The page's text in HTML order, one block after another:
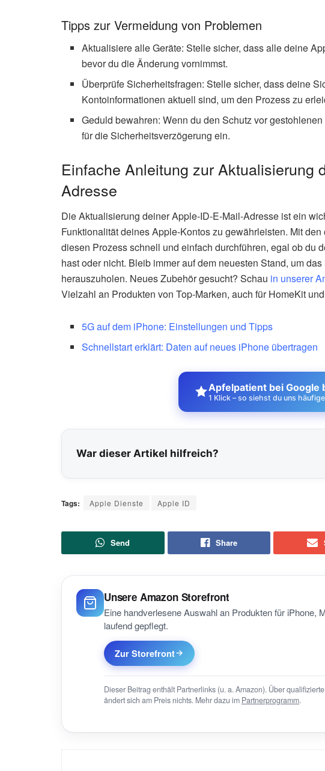
Tipps zur Vermeidung von Problemen
Aktualisiere alle Geräte: Stelle sicher, dass alle deine
bevor du die Änderung vornimmst.
Überprüfe Sicherheitsfragen: Stelle sicher, dass deine
Kontoinformationen aktuell sind, um den Prozess zu
Geduld bewahren: Wenn du den Schutz vor
für die Sicherheitsverzögerung ein.
Einfache Anleitung zur Aktualisierung
Adresse
Die Aktualisierung deiner Apple-ID-E-Mail-Adresse ist ein
Funktionalität deines Apple-Kontos zu gewährleisten. Mit
diesen Prozess schnell und einfach durchführen, egal ob du
hast oder nicht. Bleib immer auf dem neuesten Stand, um
herauszuholen. Neues Zubehör gesucht? Schau in unserer
Vielzahl an Produkten von Top-Marken, auch für HomeKit
5G auf dem iPhone: Einstellungen und Tipps
Schnellstart erklärt: Daten auf neues iPhone übertragen
Apfelpatient bei Google
1 Klick – so siehst du uns
War dieser Artikel hilfreich?
Tags: Apple Dienste Apple ID
Send Share
Unsere Amazon Storefront
Eine handverlesene Auswahl an Produkten für iPhone,
laufend gepflegt.
Zur Storefront
Dieser Beitrag enthält Partnerlinks (u. a. Amazon). Über
ändert sich am Preis nichts. Mehr dazu im Partnerprogramm.